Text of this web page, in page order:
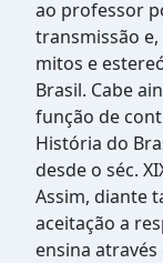
ao professor
transmissão
mitos e
Brasil. Cabe
função de
História do
desde o séc.
Assim, diante
aceitação a
ensina